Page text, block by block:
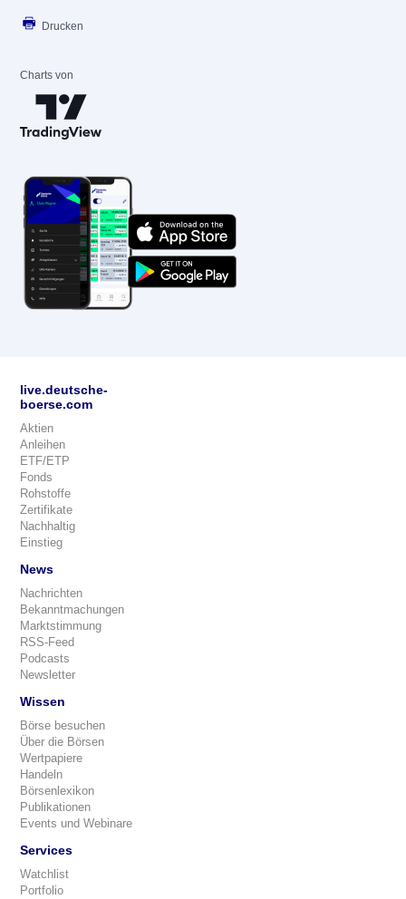
Drucken
Charts von
live.deutsche-
boerse.com
Aktien
Anleihen
ETF/ETP
Fonds
Rohstoffe
Zertifikate
Nachhaltig
Einstieg
News
Nachrichten
Bekanntmachungen
Marktstimmung
RSS-Feed
Podcasts
Newsletter
Wissen
Börse besuchen
Über die Börsen
Wertpapiere
Handeln
Börsenlexikon
Publikationen
Events und Webinare
Services
Watchlist
Portfolio